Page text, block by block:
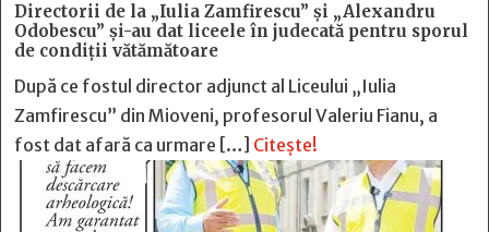
Directorii de la „Iulia Zamfirescu” și „Alexandru
Odobescu” și-au dat liceele în judecată pentru sporul
de condiții vătămătoare
După ce fostul director adjunct al Liceului „Iulia
Zamfirescu” din Mioveni, profesorul Valeriu Fianu, a
fost dat afară ca urmare […] Citește!